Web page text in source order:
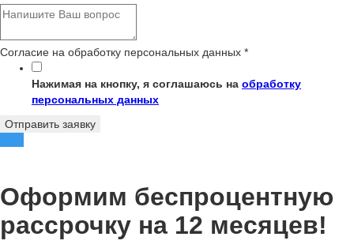
Согласие на обработку персональных данных *
Нажимая на кнопку, я соглашаюсь на обработку
персональных данных
Отправить заявку
Оформим беспроцентную
рассрочку на 12 месяцев!